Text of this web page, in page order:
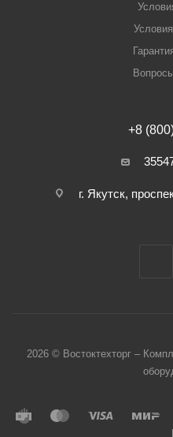
+8
г. Якутск,
2026 © Востоктехторг –